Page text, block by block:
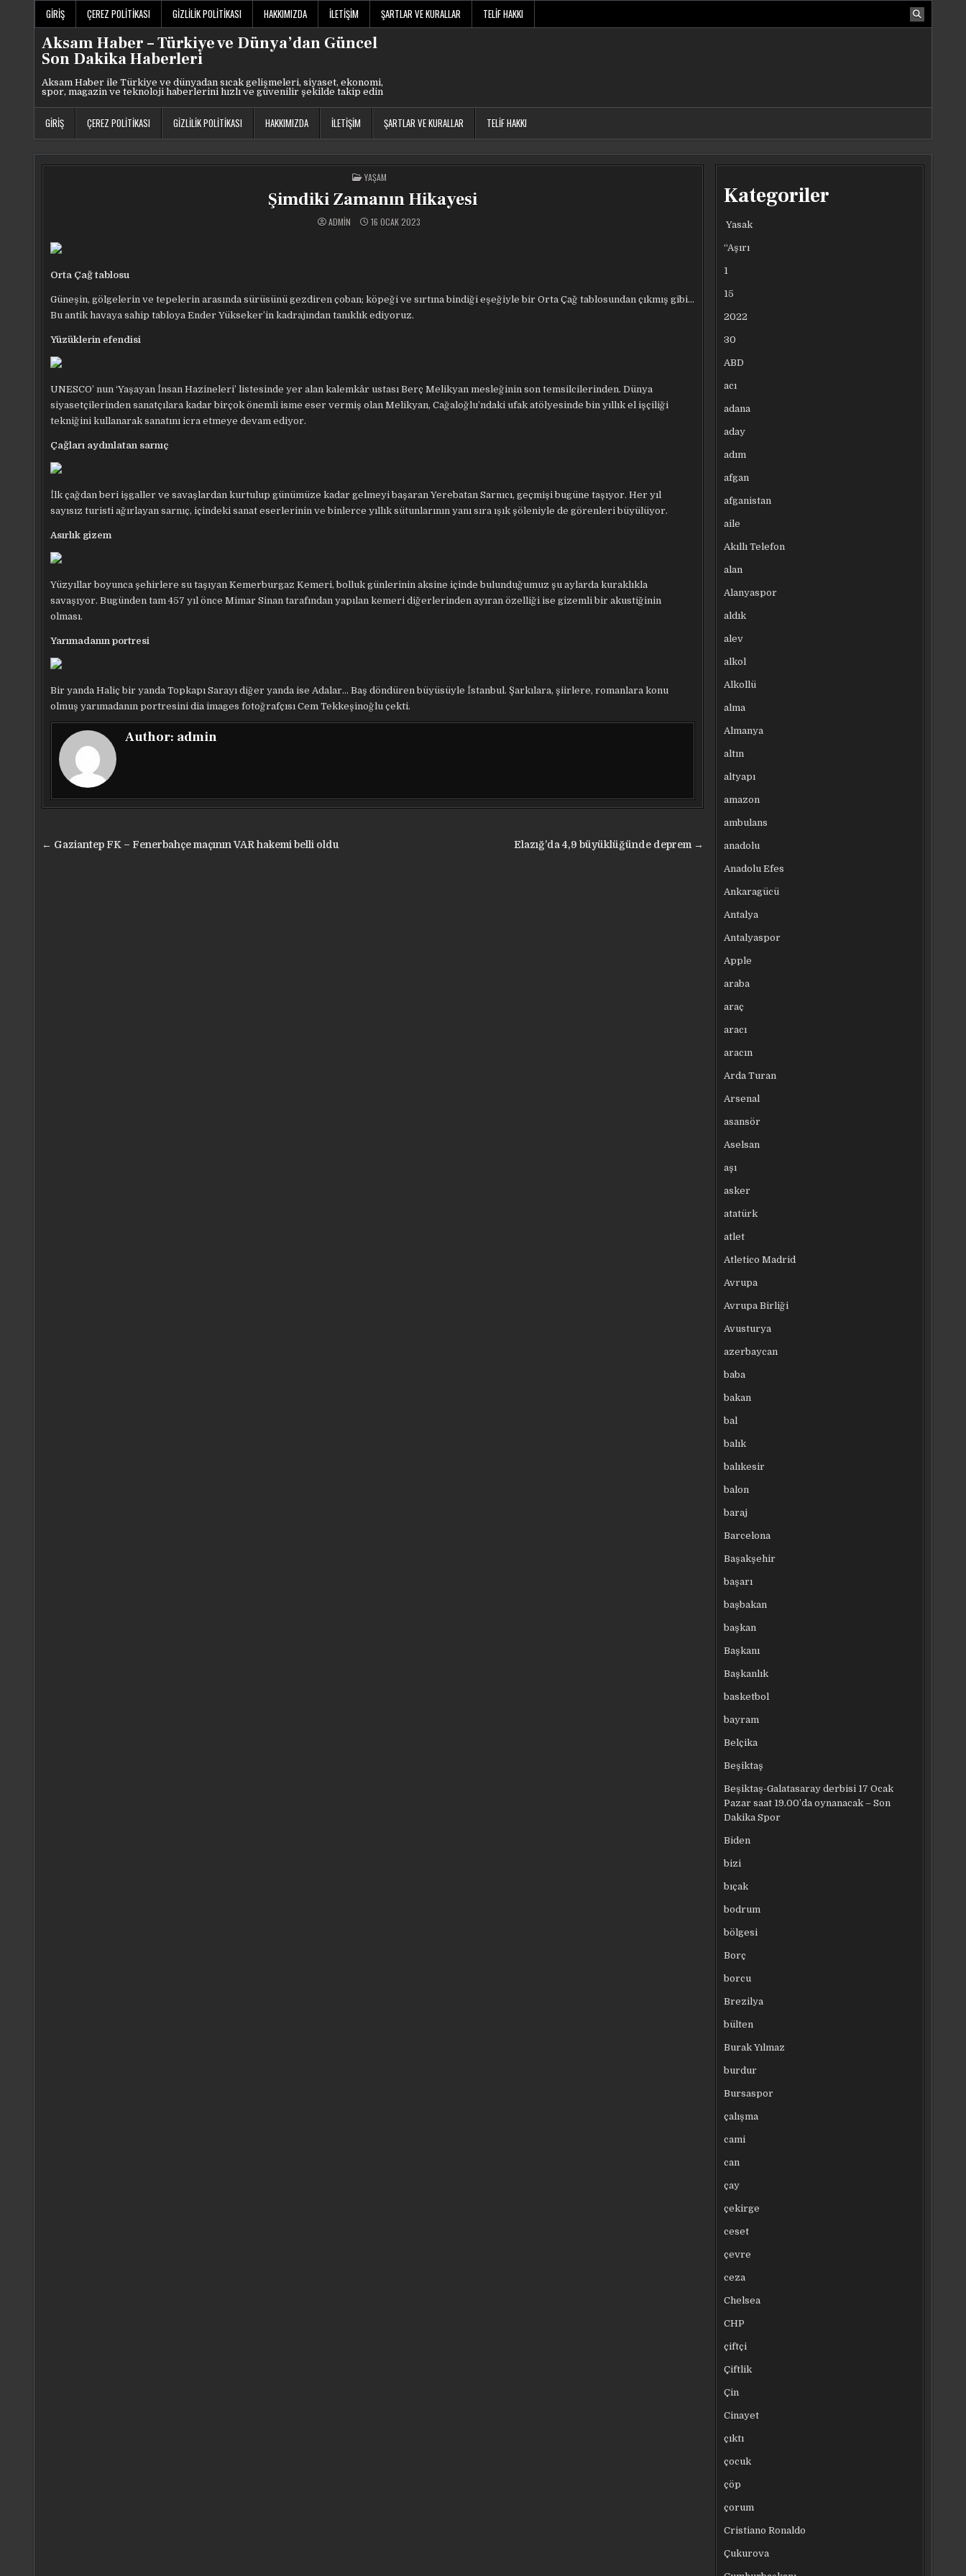
GIRIŞ ÇEREZ POLITIKASI GIZLILIK POLITIKASI HAKKIMIZDA İLETIŞIM ŞARTLAR VE KURALLAR TELIF HAKKI
Aksam Haber – Türkiye ve Dünya’dan Güncel
Son Dakika Haberleri
Aksam Haber ile Türkiye ve dünyadan sıcak gelişmeleri, siyaset, ekonomi,
spor, magazin ve teknoloji haberlerini hızlı ve güvenilir şekilde takip edin
GIRIŞ ÇEREZ POLITIKASI GIZLILIK POLITIKASI HAKKIMIZDA İLETIŞIM ŞARTLAR VE KURALLAR TELIF HAKKI
POSTED
IN
YAŞAM
Şimdiki Zamanın Hikayesi
ADMIN 16 OCAK 2023
Orta Çağ tablosu
Güneşin, gölgelerin ve tepelerin arasında sürüsünü gezdiren çoban; köpeği ve sırtına bindiği eşeğiyle bir Orta Çağ tablosundan çıkmış gibi…
Bu antik havaya sahip tabloya Ender Yükseker’in kadrajından tanıklık ediyoruz.
Yüzüklerin efendisi
UNESCO’ nun ‘Yaşayan İnsan Hazineleri’ listesinde yer alan kalemkâr ustası Berç Melikyan mesleğinin son temsilcilerinden. Dünya
siyasetçilerinden sanatçılara kadar birçok önemli isme eser vermiş olan Melikyan, Cağaloğlu’ndaki ufak atölyesinde bin yıllık el işçiliği
tekniğini kullanarak sanatını icra etmeye devam ediyor.
Çağları aydınlatan sarnıç
İlk çağdan beri işgaller ve savaşlardan kurtulup günümüze kadar gelmeyi başaran Yerebatan Sarnıcı, geçmişi bugüne taşıyor. Her yıl
sayısız turisti ağırlayan sarnıç, içindeki sanat eserlerinin ve binlerce yıllık sütunlarının yanı sıra ışık şöleniyle de görenleri büyülüyor.
Asırlık gizem
Yüzyıllar boyunca şehirlere su taşıyan Kemerburgaz Kemeri, bolluk günlerinin aksine içinde bulunduğumuz şu aylarda kuraklıkla
savaşıyor. Bugünden tam 457 yıl önce Mimar Sinan tarafından yapılan kemeri diğerlerinden ayıran özelliği ise gizemli bir akustiğinin
olması.
Yarımadanın portresi
Bir yanda Haliç bir yanda Topkapı Sarayı diğer yanda ise Adalar… Baş döndüren büyüsüyle İstanbul. Şarkılara, şiirlere, romanlara konu
olmuş yarımadanın portresini dia images fotoğrafçısı Cem Tekkeşinoğlu çekti.
Author: admin
Yazı Elazığ’da 4,9 büyüklüğünde deprem →
← Gaziantep FK – Fenerbahçe maçının VAR hakemi belli oldu
Kategoriler
Yasak
“Aşırı
1
15
2022
30
ABD
acı
adana
aday
adım
afgan
afganistan
aile
Akıllı Telefon
alan
Alanyaspor
aldık
alev
alkol
Alkollü
alma
Almanya
altın
altyapı
amazon
ambulans
anadolu
Anadolu Efes
Ankaragücü
Antalya
Antalyaspor
Apple
araba
araç
aracı
aracın
Arda Turan
Arsenal
asansör
Aselsan
aşı
asker
atatürk
atlet
Atletico Madrid
Avrupa
Avrupa Birliği
Avusturya
azerbaycan
baba
bakan
bal
balık
balıkesir
balon
baraj
Barcelona
Başakşehir
başarı
başbakan
başkan
Başkanı
Başkanlık
basketbol
bayram
Belçika
Beşiktaş
Beşiktaş-Galatasaray derbisi 17 Ocak
Pazar saat 19.00’da oynanacak – Son
Dakika Spor
Biden
bizi
bıçak
bodrum
bölgesi
Borç
borcu
Brezilya
bülten
Burak Yılmaz
burdur
Bursaspor
çalışma
cami
can
çay
çekirge
ceset
çevre
ceza
Chelsea
CHP
çiftçi
Çiftlik
Çin
Cinayet
çıktı
çocuk
çöp
çorum
Cristiano Ronaldo
Çukurova